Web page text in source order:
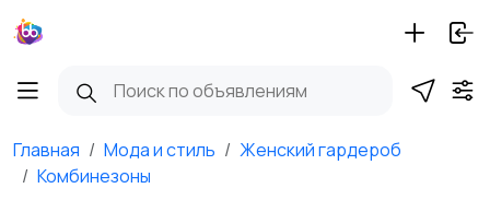
Главная Мода и стиль
Женский гардероб
Комбинезоны